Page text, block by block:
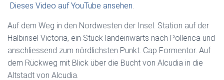
Dieses Video auf YouTube ansehen
Auf dem Weg in den Nordwesten der Insel. Station auf der
Halbinsel Victoria, ein Stück landeinwärts nach Pollenca und
anschliessend zum nördlichsten Punkt. Cap Formentor. Auf
dem Rückweg mit Blick über die Bucht von Alcudia in die
Altstadt von Alcudia.